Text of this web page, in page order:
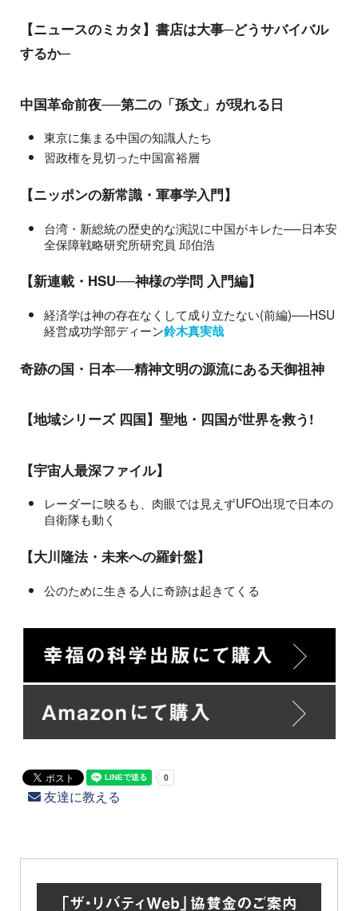
【ニュースのミカタ】書店は大事─どうサバイバル
するか─
中国革命前夜──第二の「孫文」が現れる日
東京に集まる中国の知識人たち
習政権を見切った中国富裕層
【ニッポンの新常識・軍事学入門】
台湾・新総統の歴史的な演説に中国がキレた──日本安
全保障戦略研究所研究員 邱伯浩
【新連載・HSU──神様の学問 入門編】
経済学は神の存在なくして成り立たない(前編)──HSU
経営成功学部ディーン鈴木真実哉
奇跡の国・日本──精神文明の源流にある天御祖神
【地域シリーズ 四国】聖地・四国が世界を救う!
【宇宙人最深ファイル】
レーダーに映るも、肉眼では見えずUFO出現で日本の
自衛隊も動く
【大川隆法・未来への羅針盤】
公のために生きる人に奇跡は起きてくる
友達に教える